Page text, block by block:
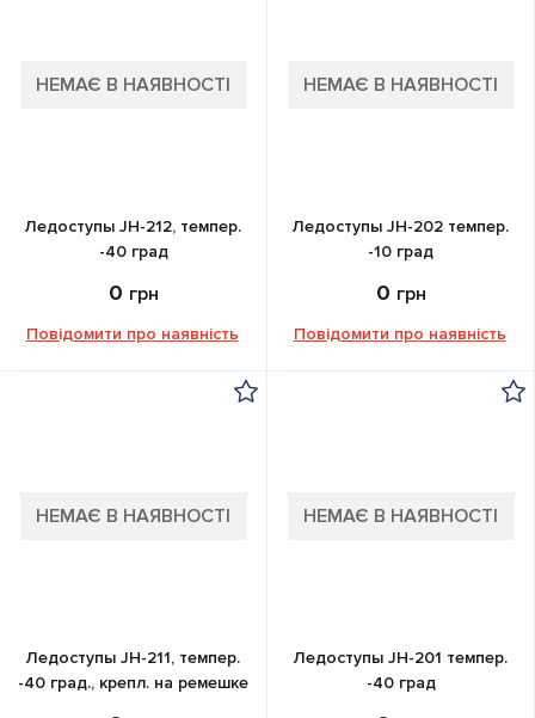
НЕМАЄ В НАЯВНОСТІ
Ледоступы JH-212, темпер.
-40 град
0 грн
Повідомити про наявність
НЕМАЄ В НАЯВНОСТІ
Ледоступы JH-202 темпер.
-10 град
0 грн
Повідомити про наявність
НЕМАЄ В НАЯВНОСТІ
Ледоступы JH-211, темпер.
-40 град., крепл. на ремешке
НЕМАЄ В НАЯВНОСТІ
Ледоступы JH-201 темпер.
-40 град